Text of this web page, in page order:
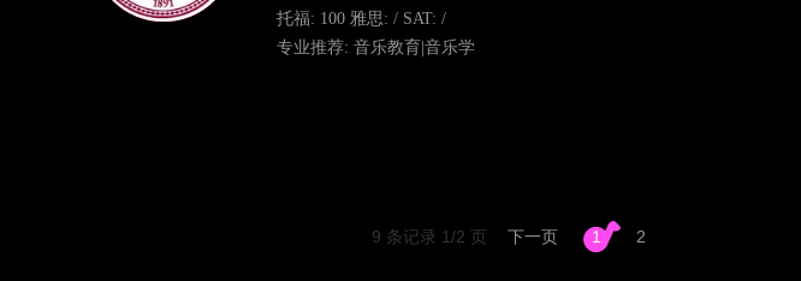
托福: 100 雅思: / SAT: /
专业推荐: 音乐教育|音乐学
9 条记录 1/2 页 下一页 1 2